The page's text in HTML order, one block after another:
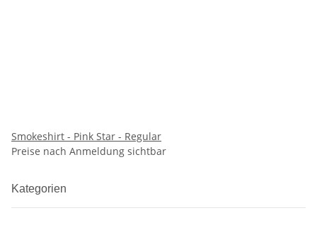
Smokeshirt - Pink Star - Regular
Preise nach Anmeldung sichtbar
Kategorien